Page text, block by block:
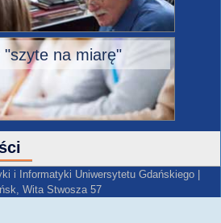
"szyte na miarę"
i Informatyki Uniwersytetu Gdańskiego |
Wita Stwosza 57